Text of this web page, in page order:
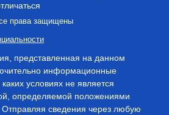
права защищены
представленная на данном
информационные
условиях не является
определяемой положениями
сведения через любую